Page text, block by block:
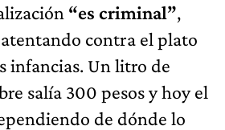
“es criminal”,
contra el plato
infancias. Un litro de
salía 300 pesos y hoy el
de dónde lo